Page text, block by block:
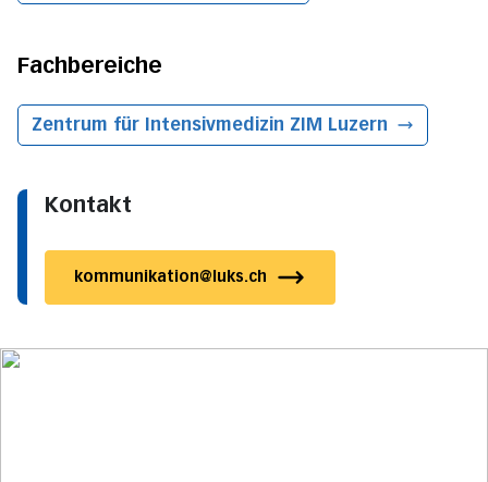
Fachbereiche
Zentrum für Intensivmedizin ZIM Luzern
Kontakt
kommunikation@luks.ch